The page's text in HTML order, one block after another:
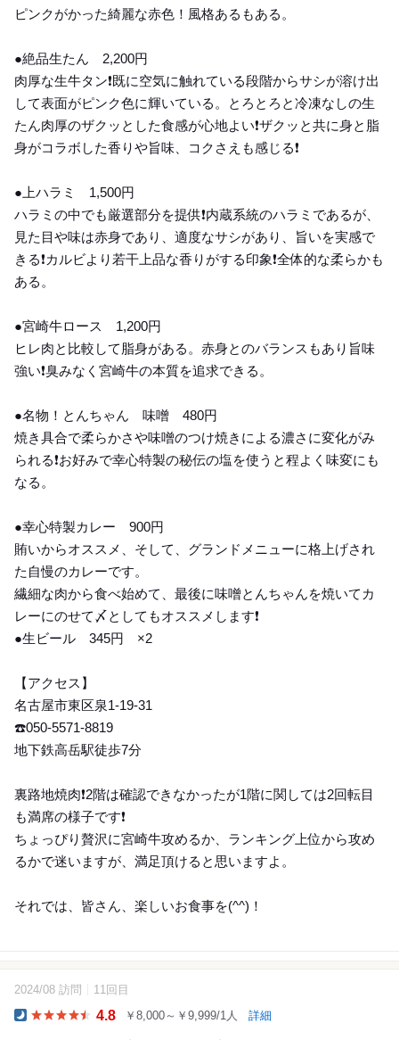
ピンクがかった綺麗な赤色！風格あるもある。
●絶品生たん 2,200円
肉厚な生牛タン❗️既に空気に触れている段階からサシが溶け出
して表面がピンク色に輝いている。とろとろと冷凍なしの生
たん肉厚のザクッとした食感が心地よい❗️ザクッと共に身と脂
身がコラボした香りや旨味、コクさえも感じる❗️
●上ハラミ 1,500円
ハラミの中でも厳選部分を提供❗️内蔵系統のハラミであるが、
見た目や味は赤身であり、適度なサシがあり、旨いを実感で
きる❗️カルビより若干上品な香りがする印象❗️全体的な柔らかも
ある。
●宮崎牛ロース 1,200円
ヒレ肉と比較して脂身がある。赤身とのバランスもあり旨味
強い❗️臭みなく宮崎牛の本質を追求できる。
●名物！とんちゃん 味噌 480円
焼き具合で柔らかさや味噌のつけ焼きによる濃さに変化がみ
られる❗️お好みで幸心特製の秘伝の塩を使うと程よく味変にも
なる。
●幸心特製カレー 900円
賄いからオススメ、そして、グランドメニューに格上げされ
た自慢のカレーです。
繊細な肉から食べ始めて、最後に味噌とんちゃんを焼いてカ
レーにのせて〆としてもオススメします❗️
●生ビール 345円 ×2
【アクセス】
名古屋市東区泉1-19-31
☎️050-5571-8819
地下鉄高岳駅徒歩7分
裏路地焼肉❗️2階は確認できなかったが1階に関しては2回転目
も満席の様子です❗️
ちょっぴり贅沢に宮崎牛攻めるか、ランキング上位から攻め
るかで迷いますが、満足頂けると思いますよ。
それでは、皆さん、楽しいお食事を(^^)！
10
2024/08 訪問 11回目
4.8 ￥8,000～￥9,999/1人 詳細